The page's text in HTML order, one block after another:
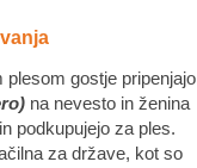
plesom gostje pripenjajo
na nevesto in ženina
podkupujejo za ples.
za države, kot so